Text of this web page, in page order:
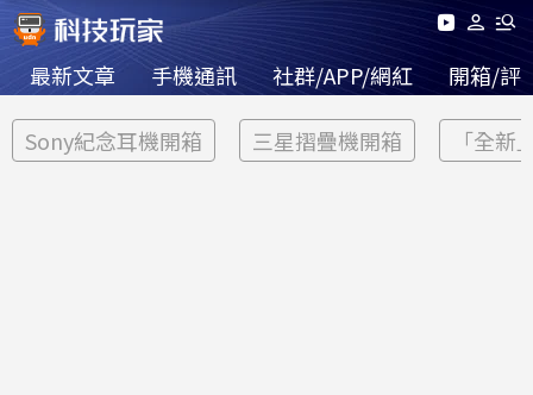
最新文章 手機通訊 社群/APP/網紅 開箱/評
Sony紀念耳機開箱 三星摺疊機開箱 「全新